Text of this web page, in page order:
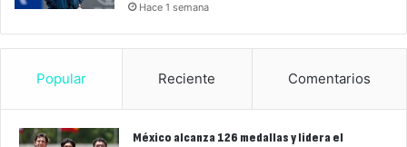
Hace 1 semana
Popular Reciente Comentarios
México alcanza 126 medallas y lidera el